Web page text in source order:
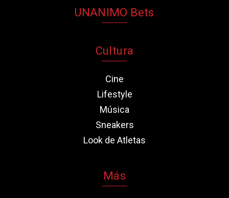
UNANIMO Bets
Cultura
Cine
Lifestyle
Música
Sneakers
Look de Atletas
Más